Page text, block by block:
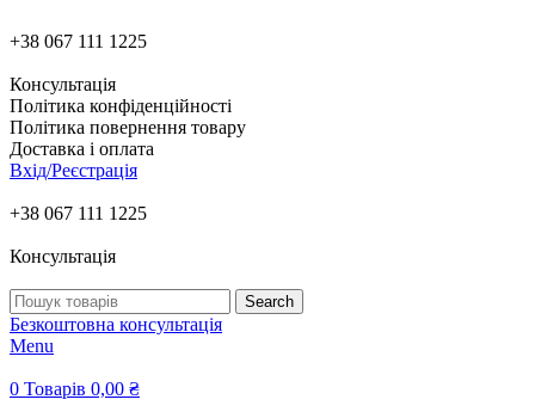
+38 067 111 1225
Консультація
Політика конфіденційності
Політика повернення товару
Доставка і оплата
Вхід/Реєстрація
+38 067 111 1225
Консультація
Search
Безкоштовна консультація
Menu
0 Товарів 0,00 ₴